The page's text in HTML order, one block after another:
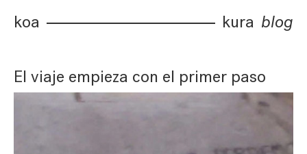
koa kura blog
El viaje empieza con el primer paso